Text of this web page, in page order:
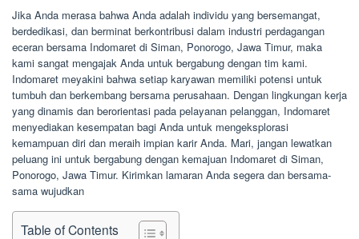
Jika Anda merasa bahwa Anda adalah individu yang bersemangat,
berdedikasi, dan berminat berkontribusi dalam industri perdagangan
eceran bersama Indomaret di Siman, Ponorogo, Jawa Timur, maka
kami sangat mengajak Anda untuk bergabung dengan tim kami.
Indomaret meyakini bahwa setiap karyawan memiliki potensi untuk
tumbuh dan berkembang bersama perusahaan. Dengan lingkungan kerja
yang dinamis dan berorientasi pada pelayanan pelanggan, Indomaret
menyediakan kesempatan bagi Anda untuk mengeksplorasi
kemampuan diri dan meraih impian karir Anda. Mari, jangan lewatkan
peluang ini untuk bergabung dengan kemajuan Indomaret di Siman,
Ponorogo, Jawa Timur. Kirimkan lamaran Anda segera dan bersama-
sama wujudkan
Table of Contents